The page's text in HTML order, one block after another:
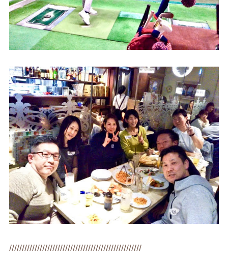
////////////////////////////////////////////////////